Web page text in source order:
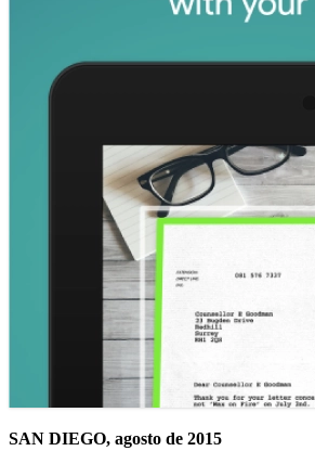
SAN DIEGO, agosto de 2015